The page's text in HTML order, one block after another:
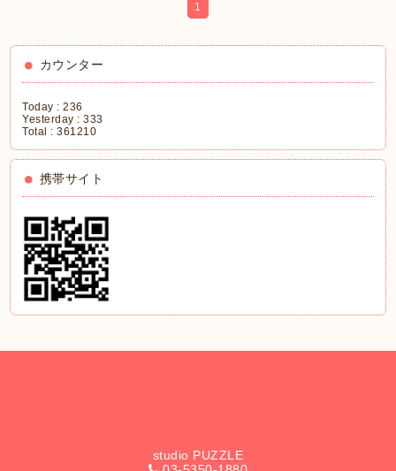
1
カウンター
Today :236
Yesterday :333
Total :361210
携帯サイト
studio PUZZLE